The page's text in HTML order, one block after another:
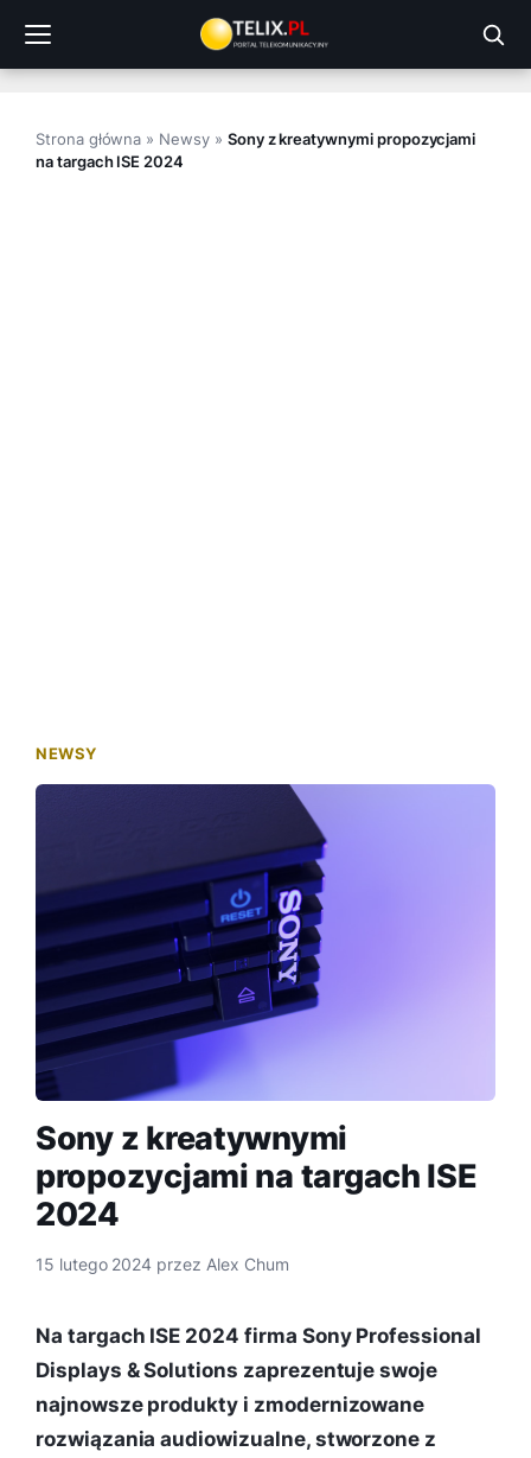
treści
Strona główna » Newsy» Sony z kreatywnymi propozycjami
na targach ISE 2024
NEWSY
Sony z kreatywnymi
propozycjami na targach ISE
2024
15 lutego 2024 przez Alex Chum
Na targach ISE 2024 firma Sony Professional
Displays & Solutions zaprezentuje swoje
najnowsze produkty i zmodernizowane
rozwiązania audiowizualne, stworzone z